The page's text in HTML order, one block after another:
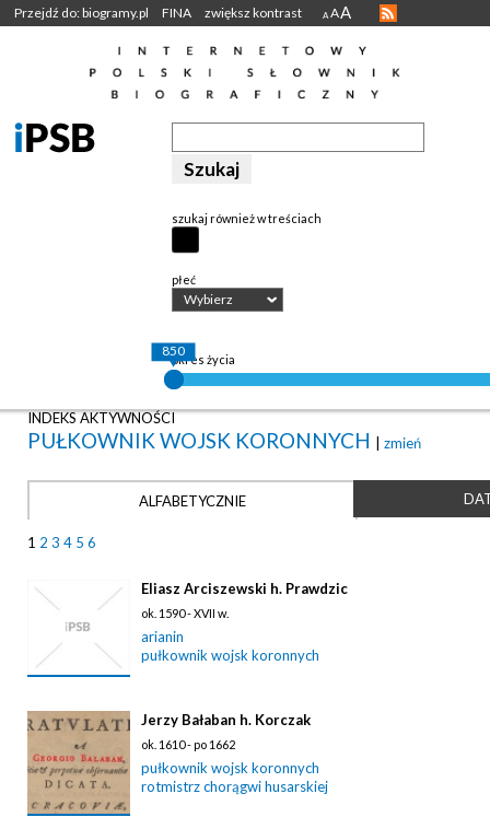
Przejdź do: biogramy.pl FINA zwiększ kontrast A AA
szukaj również w treściach
płeć
Wybierz
okres życia
850
INDEKS AKTYWNOŚCI
PUŁKOWNIK WOJSK KORONNYCH | zmień
ALFABETYCZNIE
1 2 3 4 5 6
Eliasz Arciszewski h. Prawdzic
ok. 1590 - XVII w.
arianin
pułkownik wojsk koronnych
Jerzy Bałaban h. Korczak
ok. 1610 - po 1662
pułkownik wojsk koronnych
rotmistrz chorągwi husarskiej